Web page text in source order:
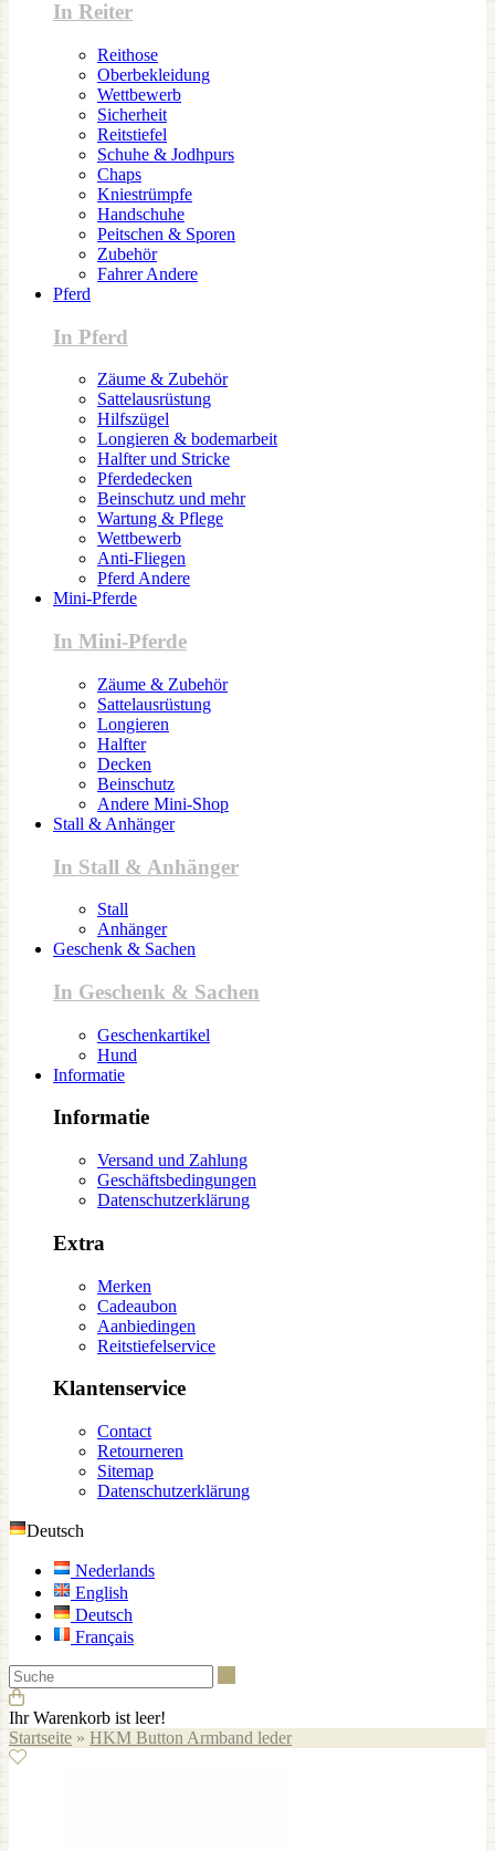
In Reiter
Reithose
Oberbekleidung
Wettbewerb
Sicherheit
Reitstiefel
Schuhe & Jodhpurs
Chaps
Kniestrümpfe
Handschuhe
Peitschen & Sporen
Zubehör
Fahrer Andere
Pferd
In Pferd
Zäume & Zubehör
Sattelausrüstung
Hilfszügel
Longieren & bodemarbeit
Halfter und Stricke
Pferdedecken
Beinschutz und mehr
Wartung & Pflege
Wettbewerb
Anti-Fliegen
Pferd Andere
Mini-Pferde
In Mini-Pferde
Zäume & Zubehör
Sattelausrüstung
Longieren
Halfter
Decken
Beinschutz
Andere Mini-Shop
Stall & Anhänger
In Stall & Anhänger
Stall
Anhänger
Geschenk & Sachen
In Geschenk & Sachen
Geschenkartikel
Hund
Informatie
Informatie
Versand und Zahlung
Geschäftsbedingungen
Datenschutzerklärung
Extra
Merken
Cadeaubon
Aanbiedingen
Reitstiefelservice
Klantenservice
Contact
Retourneren
Sitemap
Datenschutzerklärung
Deutsch
Nederlands
English
Deutsch
Français
Ihr Warenkorb ist leer!
Startseite » HKM Button Armband leder